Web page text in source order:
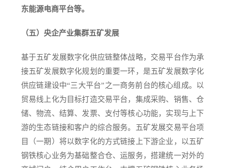
东能源电商平台等。
（五）央企产业集群五矿发展
基于五矿发展数字化供应链整体战略，交易平台作为承
接五矿发展数字化规划的重要一环，是五矿发展数字化
供应链建设中“三大平台”之一商务前台的核心组成。以
贸易线上化为目标打造交易平台，集成采购、销售、仓
储、物流、结算、发票、支付等核心功能，实现与上下
游的生态链接和客户的综合服务。五矿发展交易平台项
目（一期）将以数字化的方式链接上下游企业，以五矿
钢铁核心业务为基础整合仓、运服务，搭建统一对外的